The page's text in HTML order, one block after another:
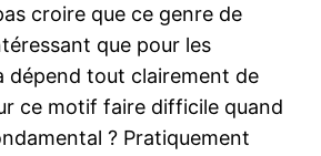
croire que ce genre de
que pour les
dépend tout clairement de
ce motif faire difficile quand
? Pratiquement